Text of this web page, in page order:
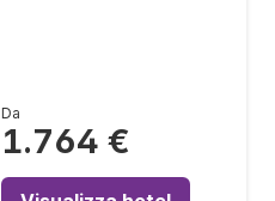
Da
1.764 €